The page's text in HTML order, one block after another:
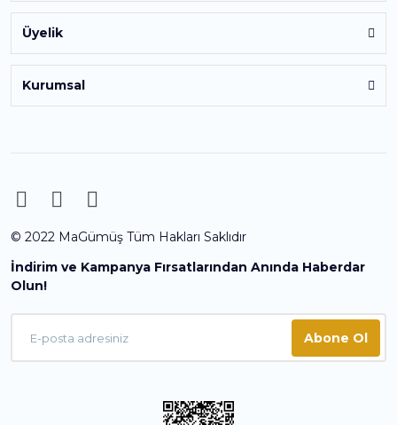
Üyelik
Kurumsal
© 2022 MaGümüş Tüm Hakları Saklıdır
İndirim ve Kampanya Fırsatlarından Anında Haberdar
Olun!
Abone Ol